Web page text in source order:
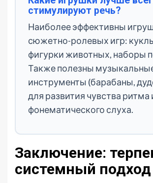
стимулируют речь?
Наиболее эффективны
сюжетно-ролевых игр:
фигурки животных, наборы
Также полезны
инструменты (барабаны,
для развития чувства ритма
фонематического слуха.
Заключение:
системный подход